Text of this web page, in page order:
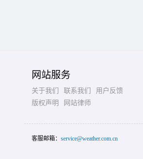
网站服务
关于我们 联系我们
用户反馈
版权声明
网站律师
客服邮箱： service@weather.com.cn